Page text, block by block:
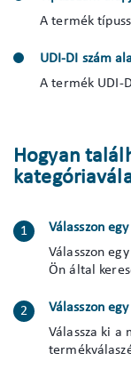
A termék
UDI-DI szám
A termék UDI-
Hogyan
Válasszon
Válasszon
Ön által
Válasszon
Válassza ki